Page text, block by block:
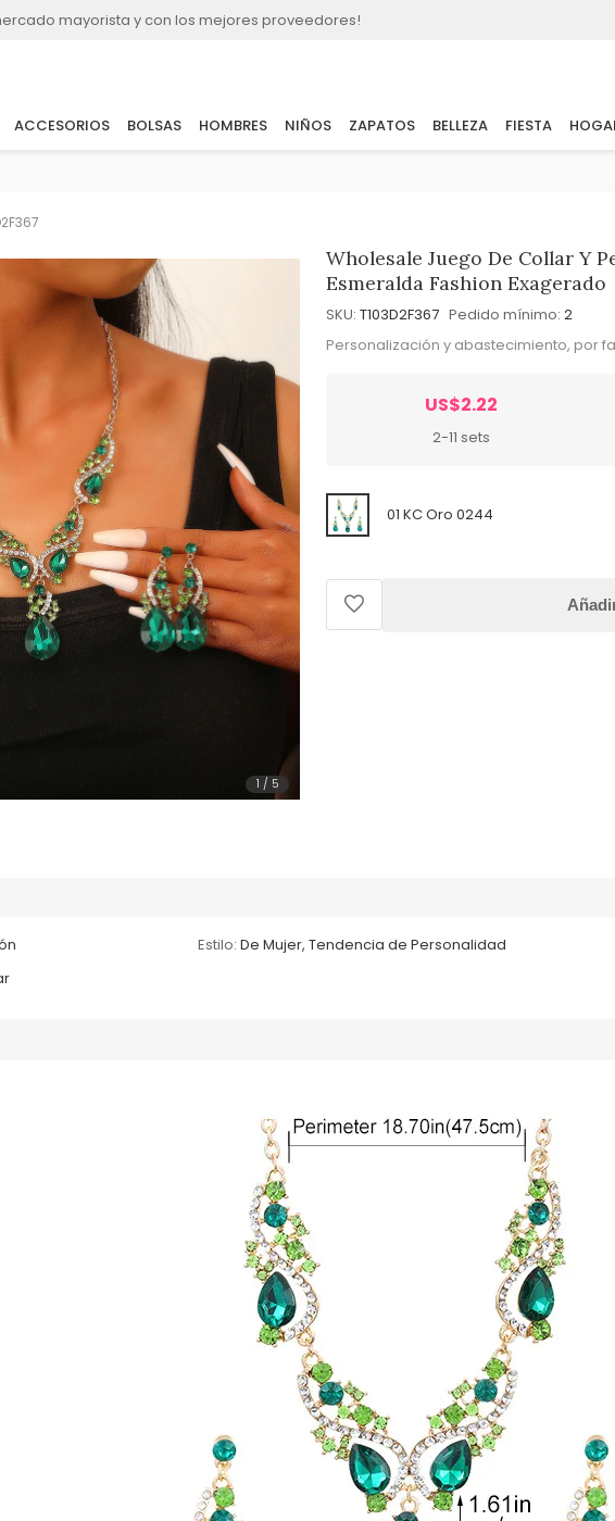
mayorista y con los mejores proveedores!
ACCESORIOS BOLSAS HOMBRES NIÑOS ZAPATOS BELLEZA FIESTA
1 / 5
Wholesale Juego De Collar Y
Esmeralda Fashion Exagerado
SKU: T103D2F367 Pedido mínimo: 2
Personalización y abastecimiento, por
US$2.22
2-11 sets
01 KC Oro 0244
Estilo: De Mujer, Tendencia de Personalidad